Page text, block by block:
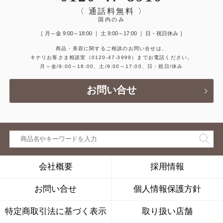
〈 通話料無料 〉
国内のみ
［ 月～金 9:00～18:00 ｜ 土 9:00～17:00 ｜ 日・祝日休み ］
商品・美容に関するご相談のお問い合せは、
キナリお客さま相談室
（0120-47-3999）
までお電話ください。
月～金/9:00～18:00、土/9:00～17:00、日・祝日/休み
お問い合せ
会社概要 採用情報
お問い合せ 個人情報保護方針
特定商取引法に基づく表示 取り扱い店舗